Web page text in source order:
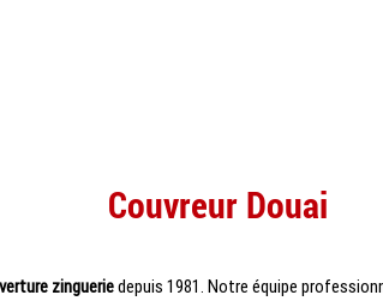
Couvreur Douai
zingueriedepuis 1981. Notre équipe